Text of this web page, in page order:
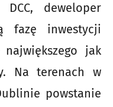
deweloper
fazę inwestycji
jak
Na terenach w
powstanie